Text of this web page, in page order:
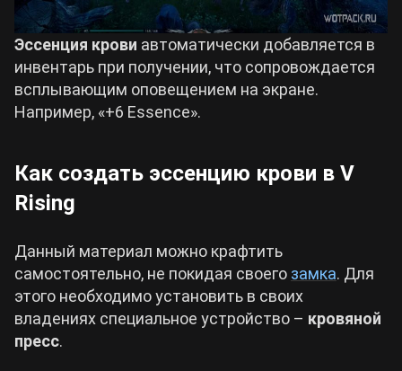
Эссенция крови автоматически добавляется в
инвентарь при получении, что сопровождается
всплывающим оповещением на экране.
Например, «+6 Essence».
Как создать эссенцию крови в V
Rising
Данный материал можно крафтить
самостоятельно, не покидая своего замка. Для
этого необходимо установить в своих
владениях специальное устройство – кровяной
пресс.